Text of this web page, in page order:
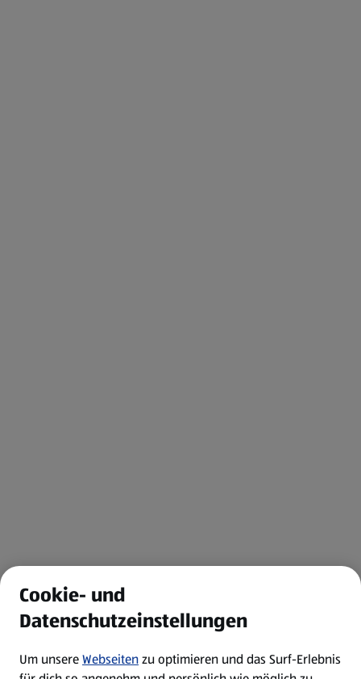
Cookie- und
Datenschutzeinstellungen
Um unsereWebseitenzu optimieren und das Surf-Erlebnis